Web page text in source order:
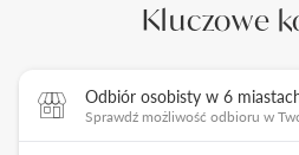
Kluczowe
Odbiór osobisty w 6
Sprawdź możliwość odbioru w